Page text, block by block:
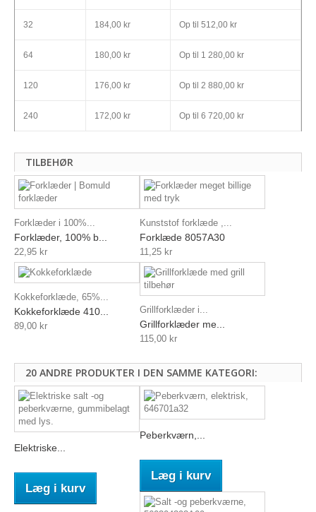
32 184,00 kr Op til 512,00 kr
64 180,00 kr Op til 1 280,00 kr
120 176,00 kr Op til 2 880,00 kr
240 172,00 kr Op til 6 720,00 kr
TILBEHØR
Forklæder i 100%...
Forklæder, 100% b...
22,95 kr
Kunststof forklæde ,...
Forklæde 8057A30
11,25 kr
Kokkeforklæde, 65%...
Kokkeforklæde 410...
89,00 kr
Grillforklæder i...
Grillforklæder me...
115,00 kr
20 ANDRE PRODUKTER I DEN SAMME KATEGORI:
Elektriske...
Læg i kurv
Peberkværn,...
Læg i kurv